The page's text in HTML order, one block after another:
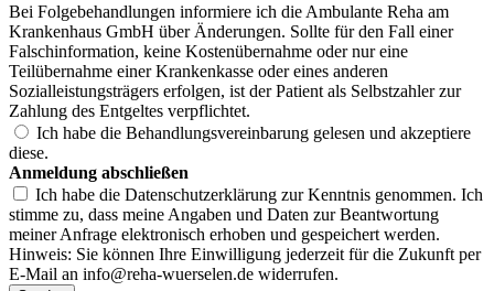
Bei Folgebehandlungen informiere ich die Ambulante Reha am
Krankenhaus GmbH über Änderungen. Sollte für den Fall einer
Falschinformation, keine Kostenübernahme oder nur eine
Teilübernahme einer Krankenkasse oder eines anderen
Sozialleistungsträgers erfolgen, ist der Patient als Selbstzahler zur
Zahlung des Entgeltes verpflichtet.
Ich habe die Behandlungsvereinbarung gelesen und akzeptiere
diese.
Anmeldung abschließen
Ich habe die Datenschutzerklärung zur Kenntnis genommen. Ich
stimme zu, dass meine Angaben und Daten zur Beantwortung
meiner Anfrage elektronisch erhoben und gespeichert werden.
Hinweis: Sie können Ihre Einwilligung jederzeit für die Zukunft per
E-Mail an info@reha-wuerselen.de widerrufen.